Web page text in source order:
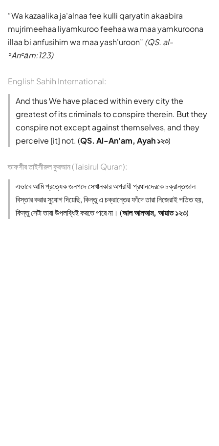
Wa kazaalika ja'alnaa fee kulli qaryatin akaabira
mujrimeehaa liyamkuroo feehaa wa maa yamkuroona
illaa bi anfusihim wa maa yash'uroon (QS. al-
ʾAnʿām:123)
English Sahih International:
And thus We have placed within every city the
greatest of its criminals to conspire therein. But they
conspire not except against themselves, and they
perceive [it] not. (QS. Al-An'am, Ayah ১২৩)
তাফসীর তাইসীরুল কুরআন (Taisirul Quran):
এভাবে আমি প্রত্যেক জনপদে সেখানকার অপরাধী প্রধানদেরকে চক্রান্তজাল
বিস্তার করার সুযোগ দিয়েছি, কিন্তু এ চক্রান্তের ফাঁদে তারা নিজেরাই পতিত হয়,
কিন্তু সেটা তারা উপলব্ধিই করতে পারে না। (আল আনআম, আয়াত ১২৩)